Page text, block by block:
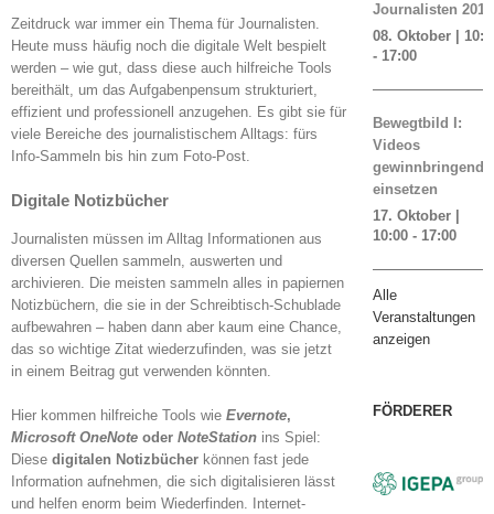
Zeitdruck war immer ein Thema für Journalisten.
Heute muss häufig noch die digitale Welt bespielt
werden – wie gut, dass diese auch hilfreiche Tools
bereithält, um das Aufgabenpensum strukturiert,
effizient und professionell anzugehen. Es gibt sie für
viele Bereiche des journalistischem Alltags: fürs
Info-Sammeln bis hin zum Foto-Post.
Digitale Notizbücher
Journalisten müssen im Alltag Informationen aus
diversen Quellen sammeln, auswerten und
archivieren. Die meisten sammeln alles in papiernen
Notizbüchern, die sie in der Schreibtisch-Schublade
aufbewahren – haben dann aber kaum eine Chance,
das so wichtige Zitat wiederzufinden, was sie jetzt
in einem Beitrag gut verwenden könnten.
Hier kommen hilfreiche Tools wie Evernote,
Microsoft OneNote oder NoteStation ins Spiel:
Diese digitalen Notizbücher können fast jede
Information aufnehmen, die sich digitalisieren lässt
und helfen enorm beim Wiederfinden. Internet-
Journalisten 2019
08. Oktober |
- 17:00
Bewegtbild I:
Videos
gewinnbringend
einsetzen
17. Oktober |
10:00- 17:00
Alle
Veranstaltungen
anzeigen
FÖRDERER